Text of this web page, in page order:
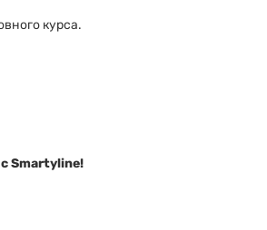
курса.
Smartyline!